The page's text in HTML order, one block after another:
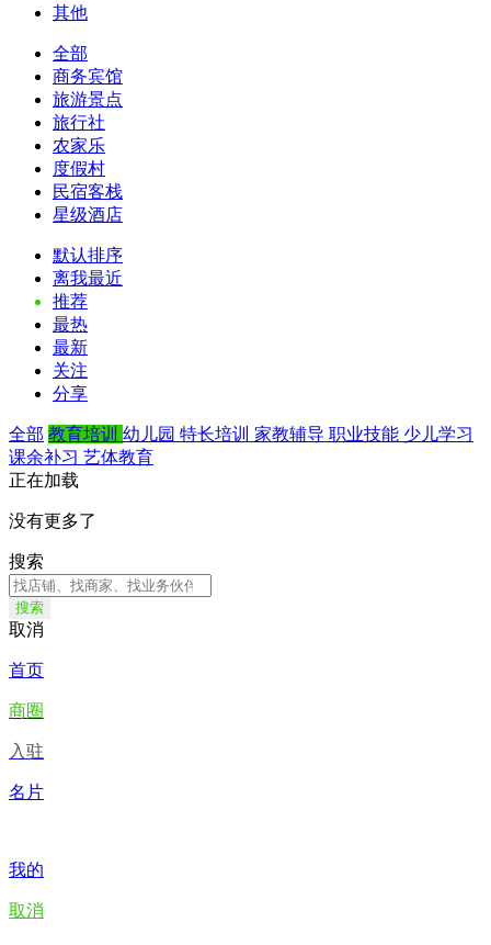
其他
全部
商务宾馆
旅游景点
旅行社
农家乐
度假村
民宿客栈
星级酒店
默认排序
离我最近
推荐
最热
最新
关注
分享
全部 教育培训 幼儿园 特长培训 家教辅导 职业技能 少儿学习
课余补习 艺体教育
正在加载
没有更多了
搜索
搜索
取消
首页
商圈
入驻
名片
我的
取消